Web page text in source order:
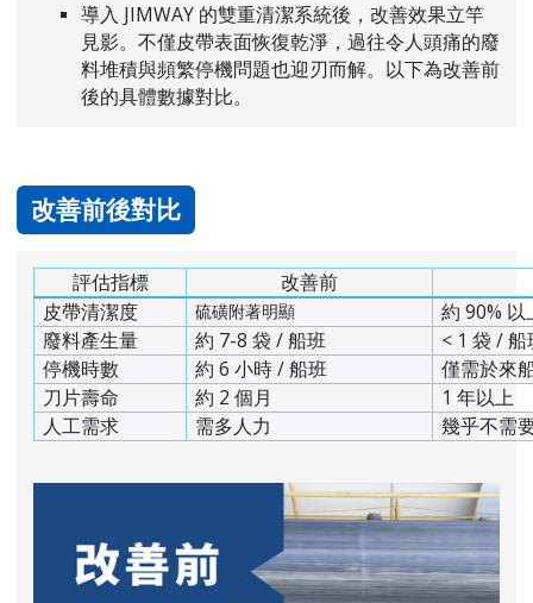
導入 JIMWAY 的雙重清潔系統後，改善效果立竿
見影。不僅皮帶表面恢復乾淨，過往令人頭痛的廢
料堆積與頻繁停機問題也迎刃而解。以下為改善前
後的具體數據對比。
改善前後對比
評估指標
改善前
皮帶清潔度
硫磺附著明顯
約 90%
廢料產生量
約 7-8 袋 / 船班
< 1 袋 / 船
停機時數
約 6 小時 / 船班
僅需於來
刀片壽命
約 2 個月
1 年以上
人工需求
需多人力 幾乎不需